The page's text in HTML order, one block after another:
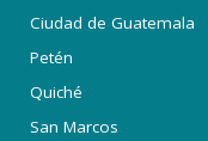
Ciudad de Guatemala
Petén
Quiché
San Marcos